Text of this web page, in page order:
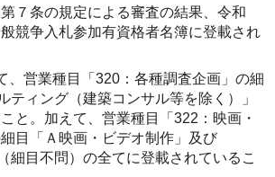
７条の規定による審査の結果、令和
競争入札参加有資格者名簿に登載され
、営業種目「320：各種調査企画」の細
ティング（建築コンサル等を除く）」
と。加えて、営業種目「322：映画・
目「Ａ映画・ビデオ制作」及び
細目不問）の全てに登載されているこ